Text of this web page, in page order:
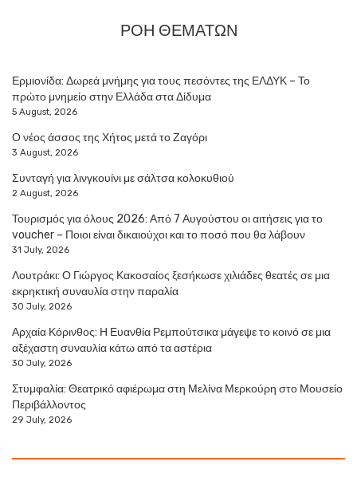
ΡΟΗ ΘΕΜΑΤΩΝ
Ερμιονίδα: Δωρεά μνήμης για τους πεσόντες της ΕΛΔΥΚ – Το
πρώτο μνημείο στην Ελλάδα στα Δίδυμα
5 August, 2026
Ο νέος άσσος της Χήτος μετά το Ζαγόρι
3 August, 2026
Συνταγή για λινγκουίνι με σάλτσα κολοκυθιού
2 August, 2026
Τουρισμός για όλους 2026: Από 7 Αυγούστου οι αιτήσεις για το
voucher – Ποιοι είναι δικαιούχοι και το ποσό που θα λάβουν
31 July, 2026
Λουτράκι: Ο Γιώργος Κακοσαίος ξεσήκωσε χιλιάδες θεατές σε μια
εκρηκτική συναυλία στην παραλία
30 July, 2026
Αρχαία Κόρινθος: Η Ευανθία Ρεμπούτσικα μάγεψε το κοινό σε μια
αξέχαστη συναυλία κάτω από τα αστέρια
30 July, 2026
Στυμφαλία: Θεατρικό αφιέρωμα στη Μελίνα Μερκούρη στο Μουσείο
Περιβάλλοντος
29 July, 2026